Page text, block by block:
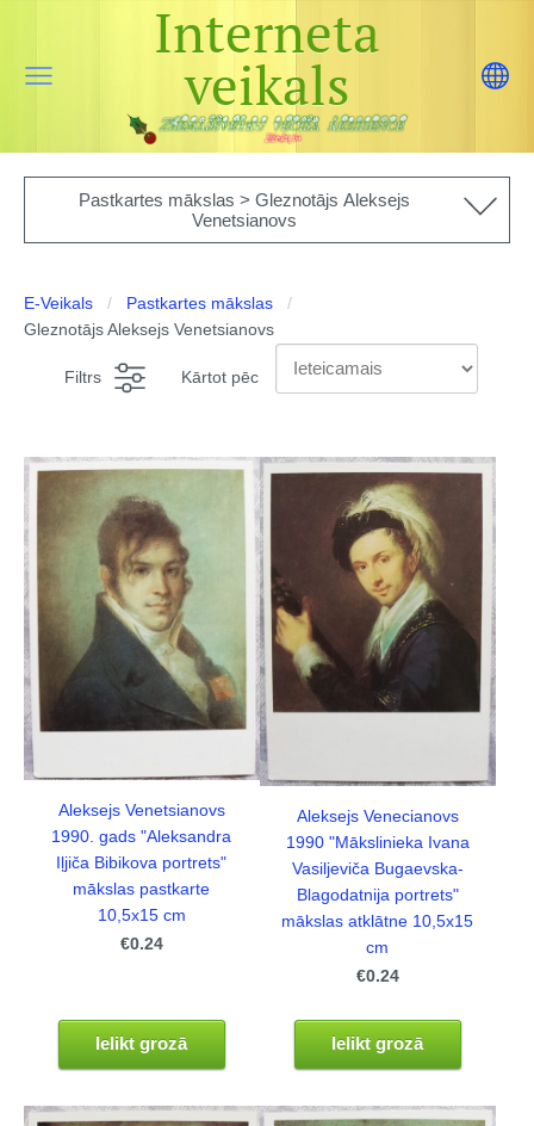
Interneta
veikals
Pastkartes mākslas > Gleznotājs Aleksejs
Venetsianovs
E-Veikals
Pastkartes mākslas
Gleznotājs Aleksejs Venetsianovs
Filtrs Kārtot pēc
Aleksejs Venetsianovs
1990. gads "Aleksandra
Iļjiča Bibikova portrets"
mākslas pastkarte
10,5x15 cm
€0.24
Ielikt grozā
Aleksejs Venecianovs
1990 "Mākslinieka Ivana
Vasiljeviča Bugaevska-
Blagodatnija portrets"
mākslas atklātne 10,5x15
cm
€0.24
Ielikt grozā